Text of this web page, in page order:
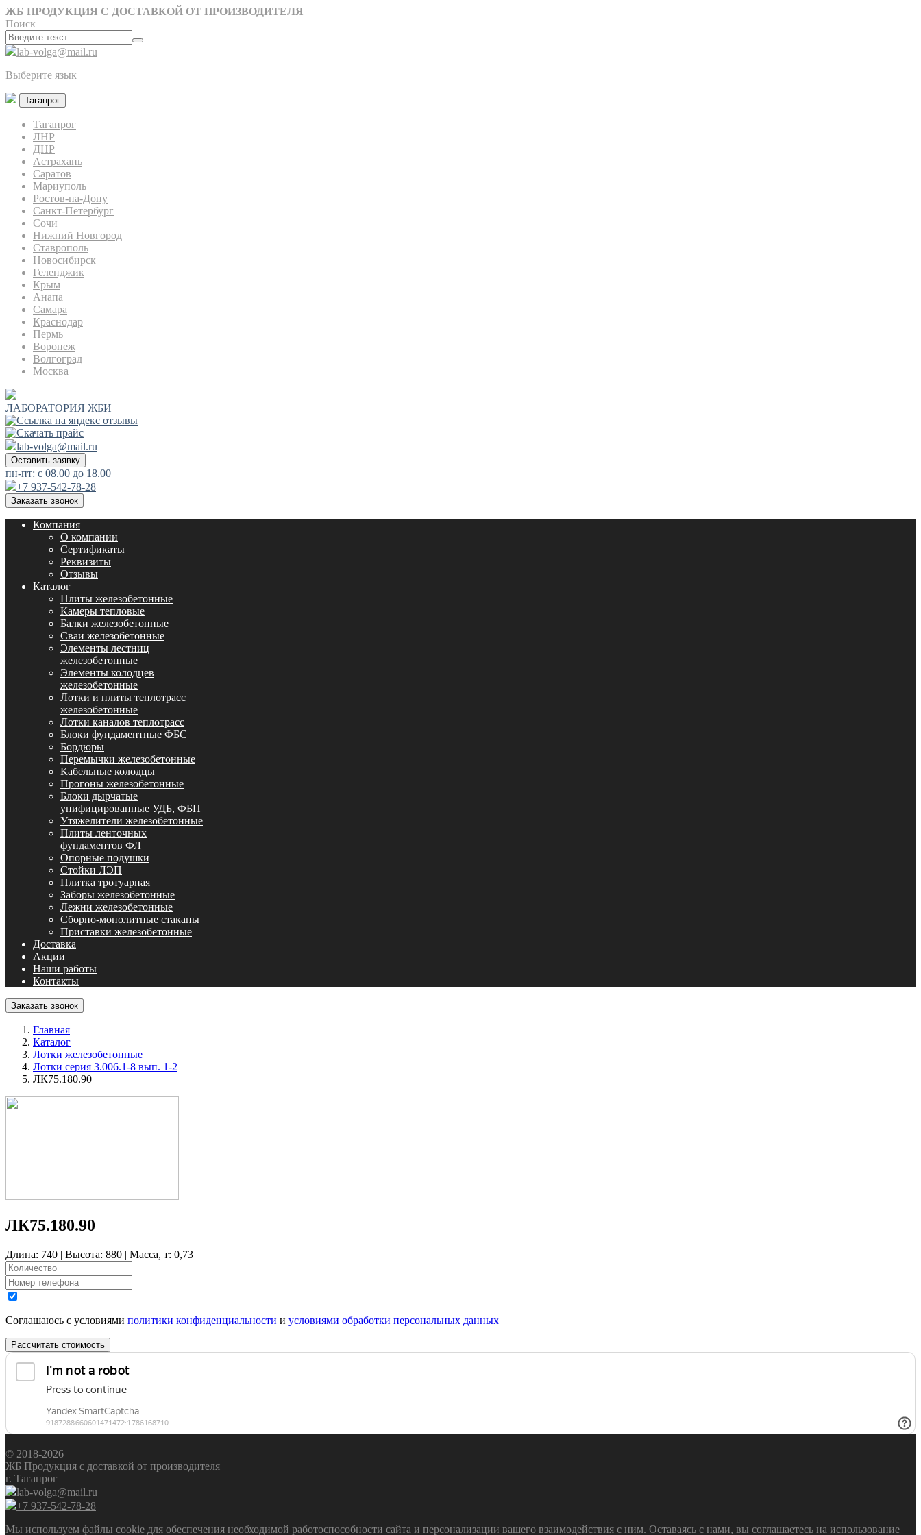
ЖБ ПРОДУКЦИЯ С ДОСТАВКОЙ ОТ ПРОИЗВОДИТЕЛЯ
Поиск
lab-volga@mail.ru
Выберите язык
Таганрог
Таганрог
ЛНР
ДНР
Астрахань
Саратов
Мариуполь
Ростов-на-Дону
Санкт-Петербург
Сочи
Нижний Новгород
Ставрополь
Новосибирск
Геленджик
Крым
Анапа
Самара
Краснодар
Пермь
Воронеж
Волгоград
Москва
ЛАБОРАТОРИЯ ЖБИ
lab-volga@mail.ru
Оставить заявку
пн-пт: с 08.00 до 18.00
+7 937-542-78-28
Заказать звонок
Компания
О компании
Сертификаты
Реквизиты
Отзывы
Каталог
Плиты железобетонные
Камеры тепловые
Балки железобетонные
Сваи железобетонные
Элементы лестниц
железобетонные
Элементы колодцев
железобетонные
Лотки и плиты теплотрасс
железобетонные
Лотки каналов теплотрасс
Блоки фундаментные ФБС
Бордюры
Перемычки железобетонные
Кабельные колодцы
Прогоны железобетонные
Блоки дырчатые
унифицированные УДБ, ФБП
Утяжелители железобетонные
Плиты ленточных
фундаментов ФЛ
Опорные подушки
Стойки ЛЭП
Плитка тротуарная
Заборы железобетонные
Лежни железобетонные
Сборно-монолитные стаканы
Приставки железобетонные
Доставка
Акции
Наши работы
Контакты
Заказать звонок
Главная
Каталог
Лотки железобетонные
Лотки серия 3.006.1-8 вып. 1-2
ЛК75.180.90
ЛК75.180.90
Длина: 740 | Высота: 880 | Масса, т: 0,73
Соглашаюсь с условиями политики конфиденциальности и условиями обработки персональных данных
Рассчитать стоимость
© 2018-2026
ЖБ Продукция с доставкой от производителя
г. Таганрог
lab-volga@mail.ru
+7 937-542-78-28
Мы используем файлы cookie для обеспечения необходимой работоспособности сайта и персонализации вашего взаимодействия с ним. Оставаясь с нами, вы соглашаетесь на использование